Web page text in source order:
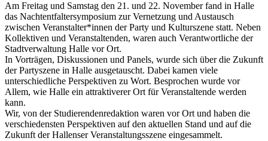
Am Freitag und Samstag den 21. und 22. November fand in Halle
das Nachtentfaltersymposium zur Vernetzung und Austausch
zwischen Veranstalter*innen der Party und Kulturszene statt. Neben
Kollektiven und Veranstaltenden, waren auch Verantwortliche der
Stadtverwaltung Halle vor Ort.
In Vorträgen, Diskussionen und Panels, wurde sich über die Zukunft
der Partyszene in Halle ausgetauscht. Dabei kamen viele
unterschiedliche Perspektiven zu Wort. Besprochen wurde vor
Allem, wie Halle ein attraktiverer Ort für Veranstaltende werden
kann.
Wir, von der Studierendenredaktion waren vor Ort und haben die
verschiedensten Perspektiven auf den aktuellen Stand und auf die
Zukunft der Hallenser Veranstaltungsszene eingesammelt.